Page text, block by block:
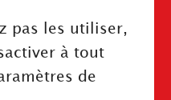
de confidentialité
pas les utiliser,
à tout
de